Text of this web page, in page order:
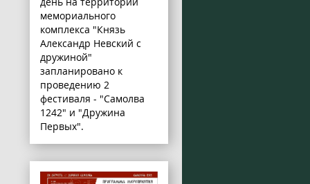
мемориального
комплекса "Князь
Александр Невский с
дружиной"
запланировано к
проведению 2
фестиваля - "Самолва
1242" и "Дружина
Первых".